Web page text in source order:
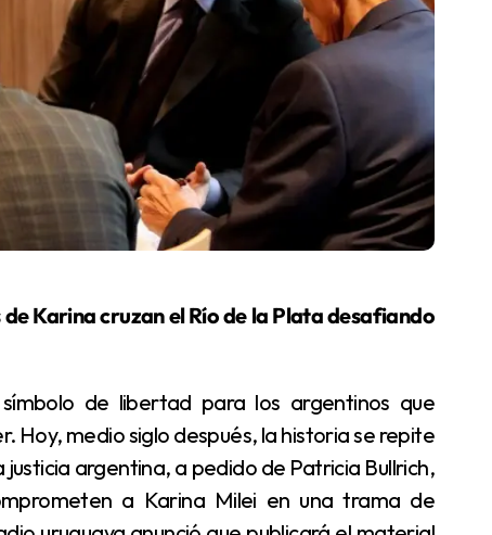
Hoy, medio siglo después, la historia se repite
argentina, a pedido de Patricia Bullrich,
a Karina Milei en una trama de